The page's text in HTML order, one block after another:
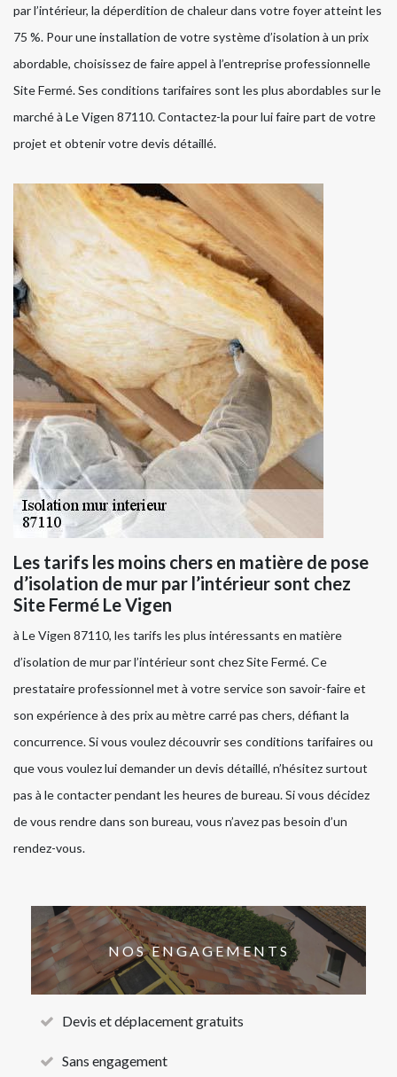
par l’intérieur, la déperdition de chaleur dans votre foyer atteint les
75 %. Pour une installation de votre système d’isolation à un prix
abordable, choisissez de faire appel à l’entreprise professionnelle
Site Fermé. Ses conditions tarifaires sont les plus abordables sur le
marché à Le Vigen 87110. Contactez-la pour lui faire part de votre
projet et obtenir votre devis détaillé.
Les tarifs les moins chers en matière de pose
d’isolation de mur par l’intérieur sont chez
Site Fermé Le Vigen
à Le Vigen 87110, les tarifs les plus intéressants en matière
d’isolation de mur par l’intérieur sont chez Site Fermé. Ce
prestataire professionnel met à votre service son savoir-faire et
son expérience à des prix au mètre carré pas chers, défiant la
concurrence. Si vous voulez découvrir ses conditions tarifaires ou
que vous voulez lui demander un devis détaillé, n’hésitez surtout
pas à le contacter pendant les heures de bureau. Si vous décidez
de vous rendre dans son bureau, vous n’avez pas besoin d’un
rendez-vous.
NOS ENGAGEMENTS
Devis et déplacement gratuits
Sans engagement